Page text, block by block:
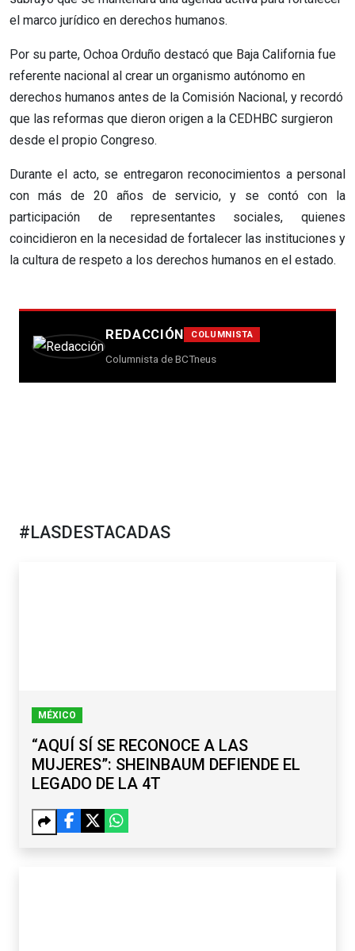
el marco jurídico en derechos humanos.
Por su parte, Ochoa Orduño destacó que Baja California fue
referente nacional al crear un organismo autónomo en
derechos humanos antes de la Comisión Nacional, y recordó
que las reformas que dieron origen a la CEDHBC surgieron
desde el propio Congreso.
Durante el acto, se entregaron reconocimientos a personal
con más de 20 años de servicio, y se contó con la
participación de representantes sociales, quienes
coincidieron en la necesidad de fortalecer las instituciones y
la cultura de respeto a los derechos humanos en el estado.
REDACCIÓN COLUMNISTA
Columnista de BCTneus
#LASDESTACADAS
MÉXICO
“AQUÍ SÍ SE RECONOCE A LAS
MUJERES”: SHEINBAUM DEFIENDE EL
LEGADO DE LA 4T